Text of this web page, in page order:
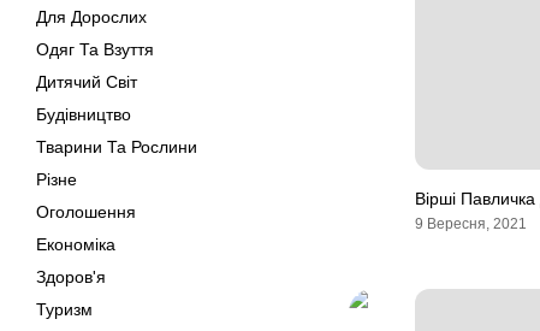
Для Дорослих
Одяг Та Взуття
Дитячий Світ
Будівництво
Тварини Та Рослини
Різне
Оголошення
Економіка
Здоров'я
Туризм
Вірші Павличка
9 Вересня, 2021